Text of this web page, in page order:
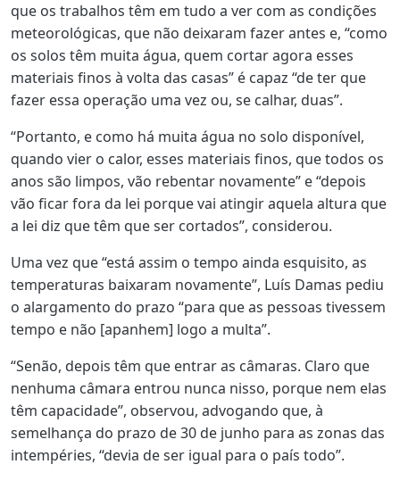
que os trabalhos têm em tudo a ver com as condições
meteorológicas, que não deixaram fazer antes e, “como
os solos têm muita água, quem cortar agora esses
materiais finos à volta das casas” é capaz “de ter que
fazer essa operação uma vez ou, se calhar, duas”.
“Portanto, e como há muita água no solo disponível,
quando vier o calor, esses materiais finos, que todos os
anos são limpos, vão rebentar novamente” e “depois
vão ficar fora da lei porque vai atingir aquela altura que
a lei diz que têm que ser cortados”, considerou.
Uma vez que “está assim o tempo ainda esquisito, as
temperaturas baixaram novamente”, Luís Damas pediu
o alargamento do prazo “para que as pessoas tivessem
tempo e não [apanhem] logo a multa”.
“Senão, depois têm que entrar as câmaras. Claro que
nenhuma câmara entrou nunca nisso, porque nem elas
têm capacidade”, observou, advogando que, à
semelhança do prazo de 30 de junho para as zonas das
intempéries, “devia de ser igual para o país todo”.